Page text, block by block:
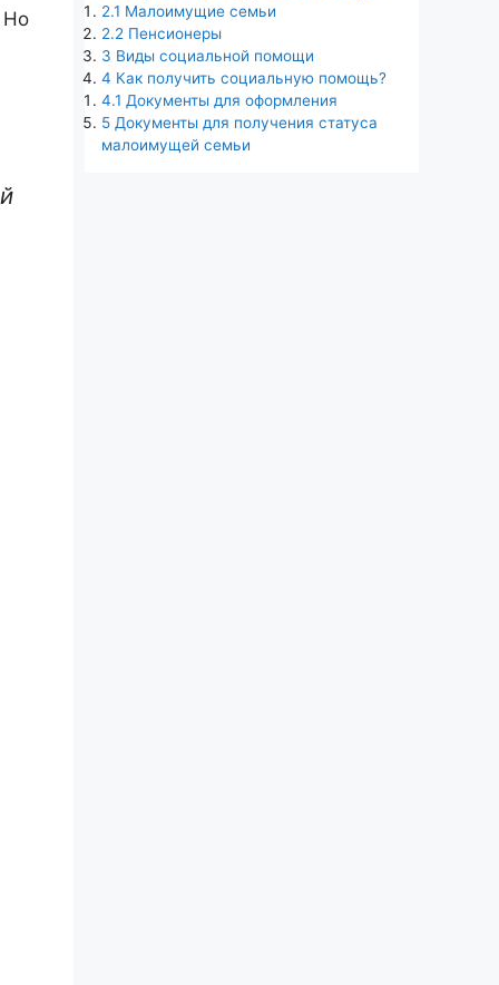
2.1 Малоимущие семьи
2.2 Пенсионеры
3 Виды социальной помощи
4 Как получить социальную помощь?
4.1 Документы для оформления
5 Документы для получения статуса
малоимущей семьи